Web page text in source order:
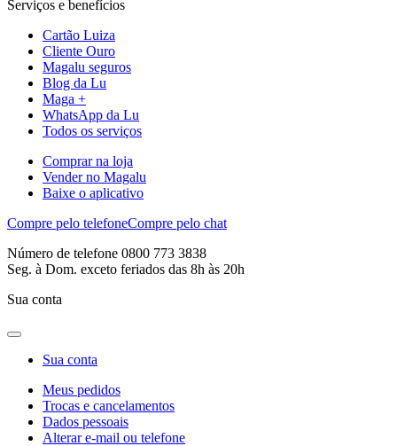
Serviços e benefícios
Cartão Luiza
Cliente Ouro
Magalu seguros
Blog da Lu
Maga +
WhatsApp da Lu
Todos os serviços
Comprar na loja
Vender no Magalu
Baixe o aplicativo
Compre pelo telefoneCompre pelo chat
Número de telefone 0800 773 3838
Seg. à Dom. exceto feriados das 8h às 20h
Sua conta
Sua conta
Meus pedidos
Trocas e cancelamentos
Dados pessoais
Alterar e-mail ou telefone